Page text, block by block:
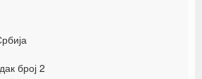
број 2